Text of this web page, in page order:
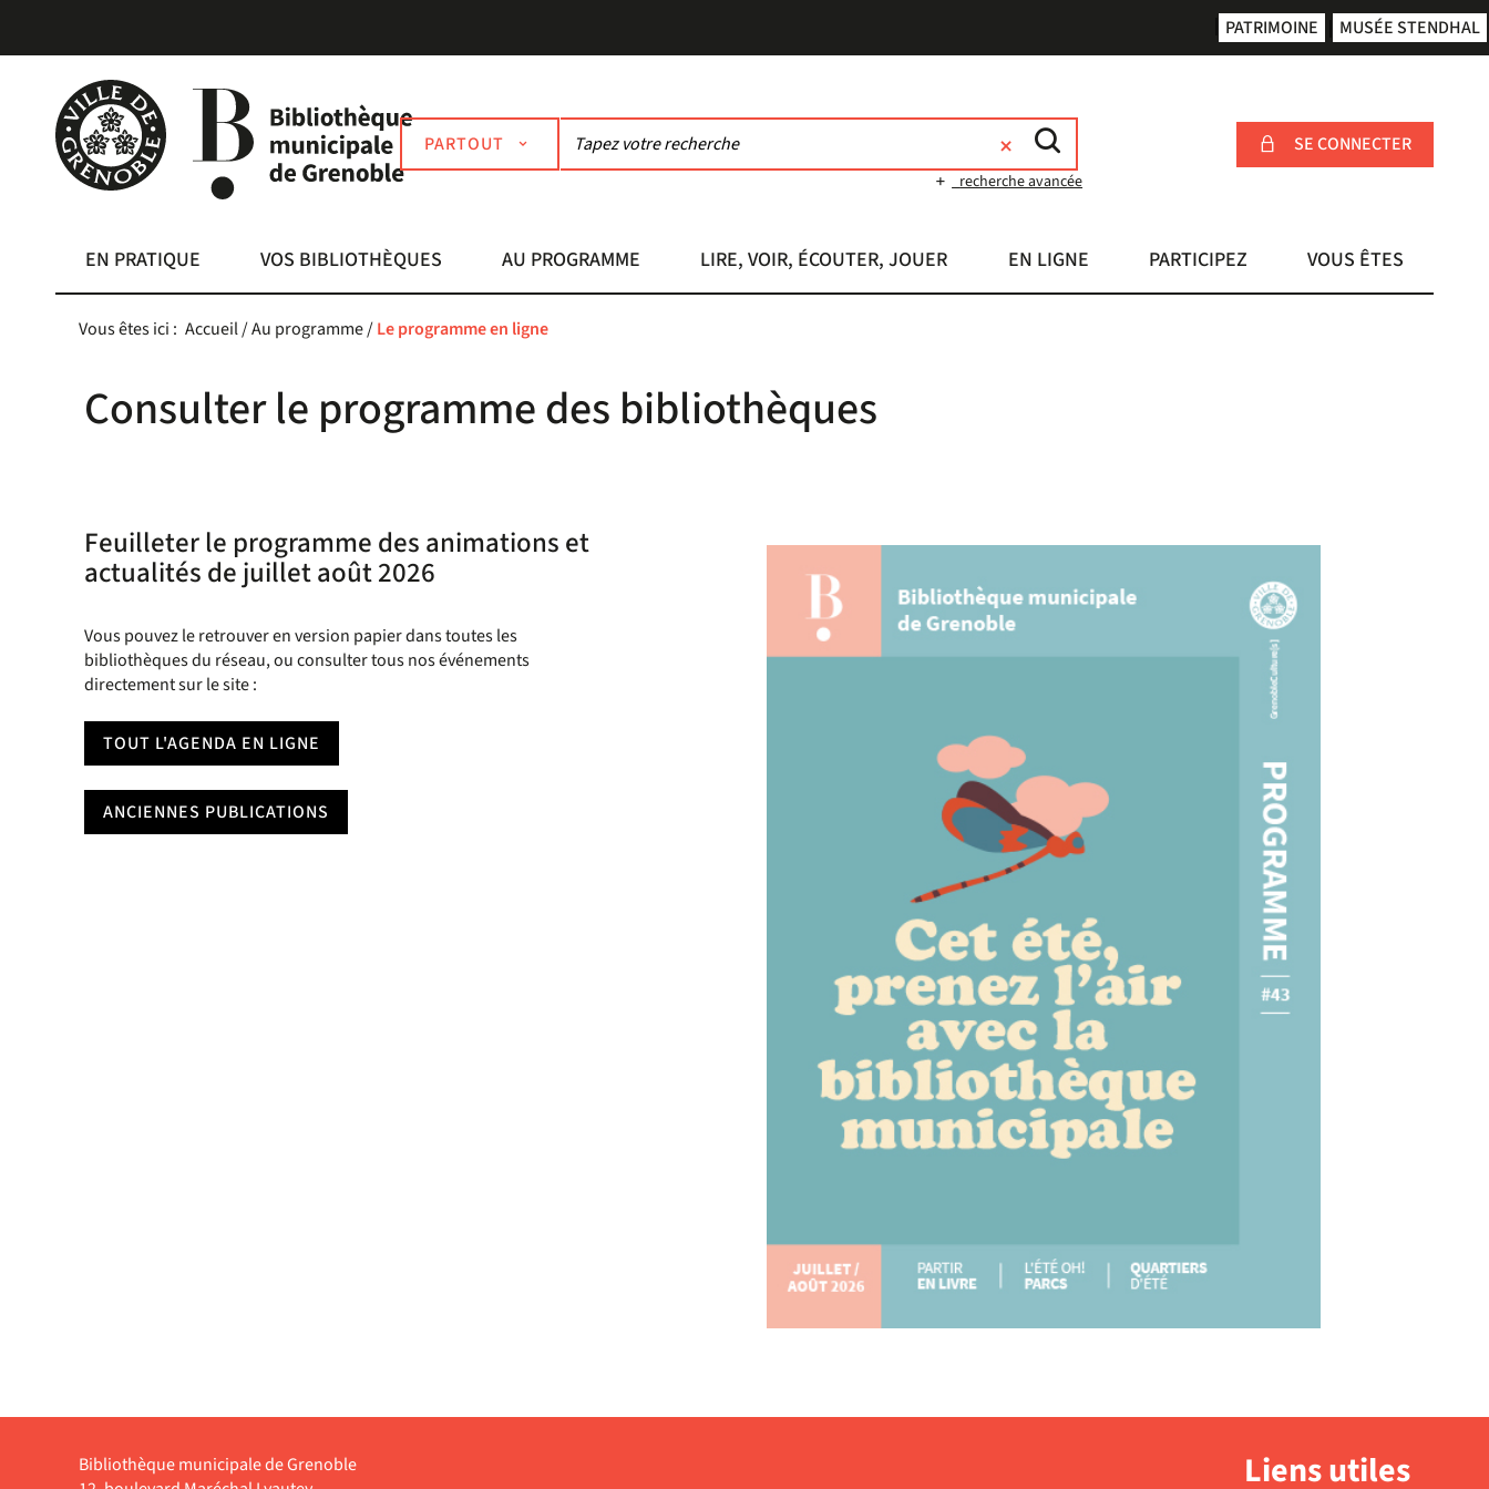
menu
contenu
la
PATRIMOINE MUSÉE STENDHAL
PARTOUT
recherche avancée
SE CONNECTER
EN PRATIQUE VOS BIBLIOTHÈQUES AU PROGRAMME LIRE, VOIR, ÉCOUTER, JOUER EN LIGNE PARTICIPEZ VOUS ÊTES
Vous êtes ici : Accueil/Au programme/Le programme en ligne
Consulter le programme des bibliothèques
Feuilleter le programme des animations et
actualités de juillet août 2026
Vous pouvez le retrouver en version papier dans toutes les
bibliothèques du réseau, ou consulter tous nos événements
directement sur le site :
TOUT L'AGENDA EN LIGNE
ANCIENNES PUBLICATIONS
Bibliothèque municipale de Grenoble
Liens utiles